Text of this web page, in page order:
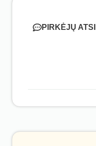
PIRKĖJŲ